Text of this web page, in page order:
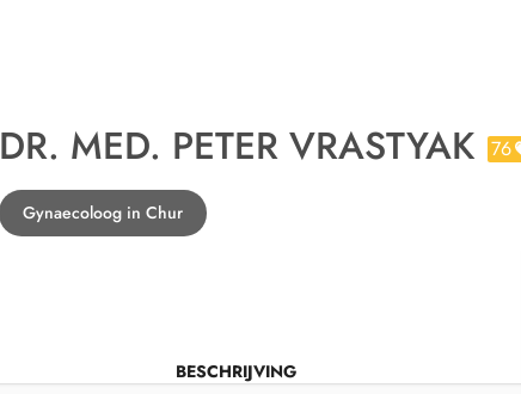
DR. MED. PETER VRASTYAK 76
Gynaecoloog in Chur
BESCHRIJVING